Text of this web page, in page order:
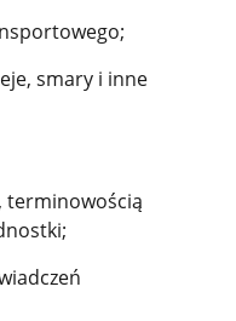
smary i inne
terminowością